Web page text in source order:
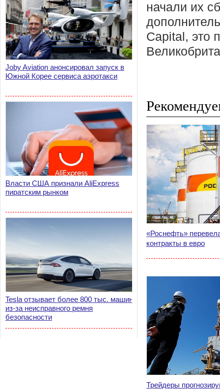
Joby Aviation анонсировал запуск в
Южной Корее сервиса аэротакси
Власти США признали AliExpress
пиратским рынком
Tesla отзывает более 800 тыс. машин
из-за неисправного ремня
безопасности
начали их
Capital, это
«Роснефть»
контракты в евро
Трейдеры